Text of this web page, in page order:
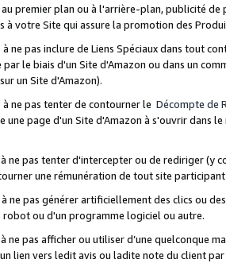
premier plan ou à l'arrière-plan, publicité
à votre Site qui assure la promotion des
ne pas inclure de Liens Spéciaux dans tout
le biais d'un Site d'Amazon ou dans un
un Site d'Amazon).
ne pas tenter de contourner le Décompte de
une page d'un Site d'Amazon à s'ouvrir dans
ne pas tenter d'intercepter ou de rediriger
une rémunération de tout site
ne pas générer artificiellement des clics ou
robot ou d'un programme logiciel ou autre.
ne pas afficher ou utiliser d’une quelconque
lien vers ledit avis ou ladite note du client